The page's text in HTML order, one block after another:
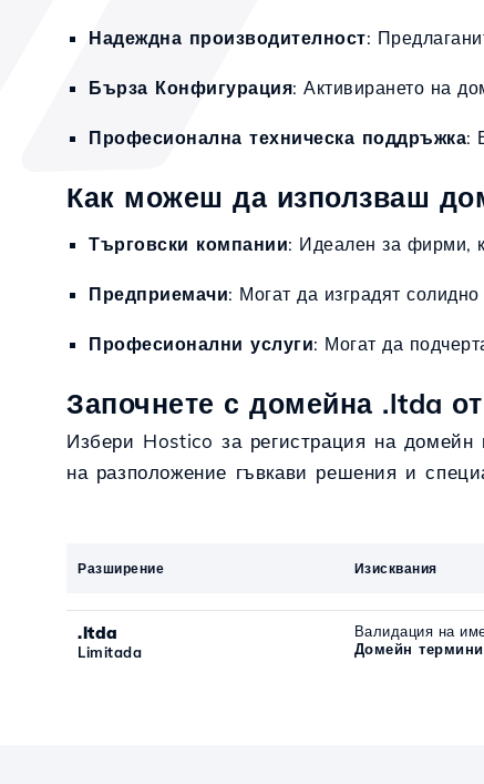
Надеждна производителност:
Бърза Конфигурация: Активирането на
Професионална техническа поддръжка:
Как можеш да използваш
Търговски компании: Идеален за фирми,
Предприемачи: Могат да изградят
Професионални услуги: Могат да
Започнете с домейна .ltda
Избери Hostico за регистрация на
на разположение гъвкави решения и
Разширение Изисквания
.ltda
Limitada
Валидация на
Домейн